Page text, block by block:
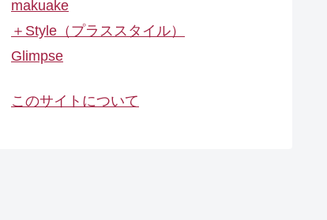
makuake
＋Style（プラススタイル）
Glimpse
このサイトについて